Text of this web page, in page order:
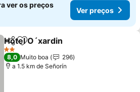
ver os preços
Ver preços
PartilharAdicionar aos favoritos
Hotel O´xardin
2 Estrelas
8,0 Muito boa
296
a 1.5 km de Señorín